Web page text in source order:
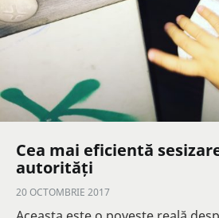
Cea mai eficientă
autorități
20 OCTOMBRIE 2017